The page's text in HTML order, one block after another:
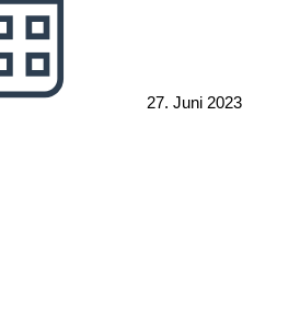
27. Juni 2023